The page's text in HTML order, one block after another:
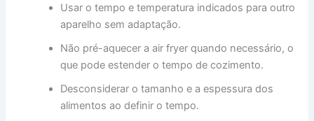
Usar o tempo e temperatura indicados para outro
aparelho sem adaptação.
Não pré-aquecer a air fryer quando necessário, o
que pode estender o tempo de cozimento.
Desconsiderar o tamanho e a espessura dos
alimentos ao definir o tempo.